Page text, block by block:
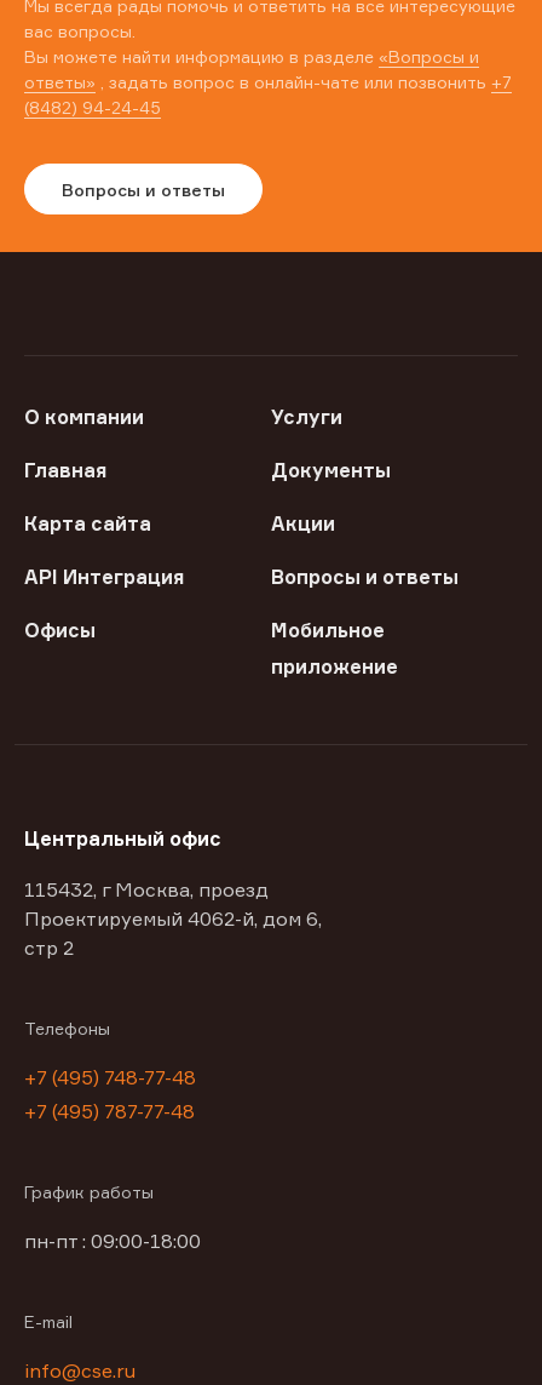
Мы всегда рады помочь и ответить на все интересующие
вас вопросы.
Вы можете найти информацию в разделе «Вопросы и
ответы» , задать вопрос в онлайн-чате или позвонить +7
(8482) 94-24-45
Вопросы и ответы
О компании Услуги
Главная Документы
Карта сайта Акции
API Интеграция Вопросы и ответы
Офисы
Мобильное
приложение
Центральный офис
115432, г Москва, проезд
Проектируемый 4062-й, дом 6,
стр 2
Телефоны
+7 (495) 748-77-48
+7 (495) 787-77-48
График работы
пн-пт : 09:00-18:00
E-mail
info@cse.ru